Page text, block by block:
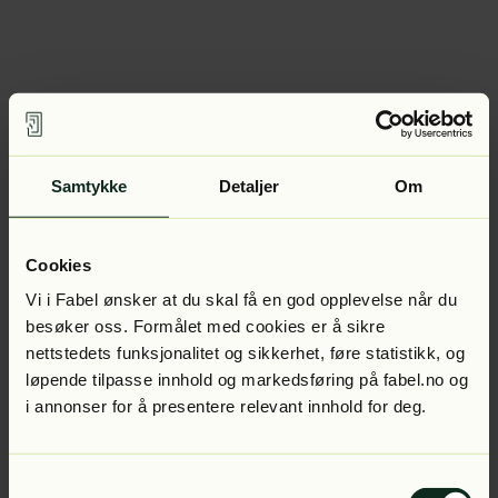
Samtykke Detaljer Om
Cookies
Vi i Fabel ønsker at du skal få en god opplevelse når du
besøker oss. Formålet med cookies er å sikre
nettstedets funksjonalitet og sikkerhet, føre statistikk, og
løpende tilpasse innhold og markedsføring på fabel.no og
i annonser for å presentere relevant innhold for deg.